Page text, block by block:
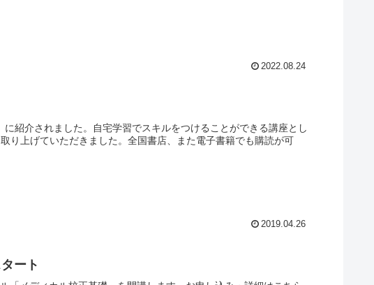
2022.08.24
紹介されました。自宅学習でスキルをつけることができる講座とし
り上げていただきました。全国書店、また電子書籍でも購読が可
2019.04.26
ート